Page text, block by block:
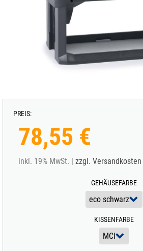
PREIS:
78,55 €
inkl. 19% MwSt. | zzgl. Versandkosten
GEHÄUSEFARBE
KISSENFARBE